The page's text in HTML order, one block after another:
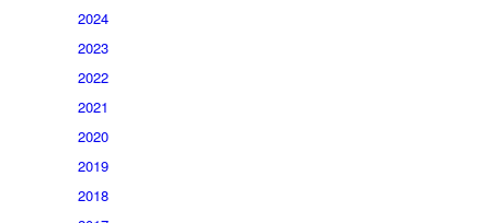
2024
2023
2022
2021
2020
2019
2018